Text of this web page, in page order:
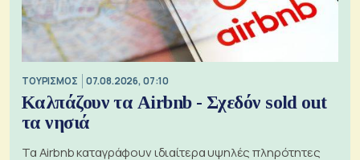
ΤΟΥΡΙΣΜΟΣ 07.08.2026, 07:10
Καλπάζουν τα Airbnb - Σχεδόν sold out
τα νησιά
Τα Airbnb καταγράφουν ιδιαίτερα υψηλές πληρότητες